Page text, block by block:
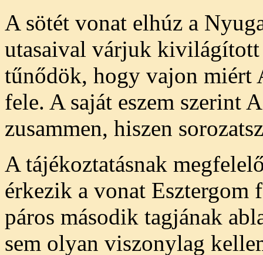
A sötét vonat elhúz a
utasaival várjuk kivilágított
tűnődök, hogy vajon miért
fele. A saját eszem szerint
zusammen, hiszen
A tájékoztatásnak
érkezik a vonat Esztergom
páros második tagjának
sem olyan viszonylag